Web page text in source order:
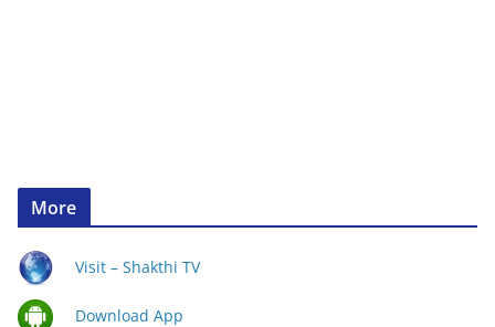
More
Visit – Shakthi TV
Download App